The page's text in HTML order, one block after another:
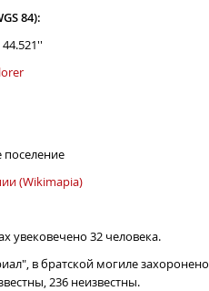
84):
44.521''
поселение
(Wikimapia)
увековечено 32 человека.
в братской могиле захоронено
236 неизвестны.